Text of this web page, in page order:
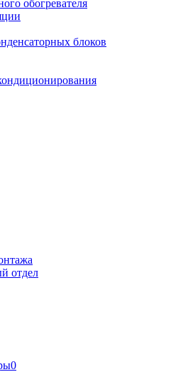
обогревателя
блоков
отдел
0